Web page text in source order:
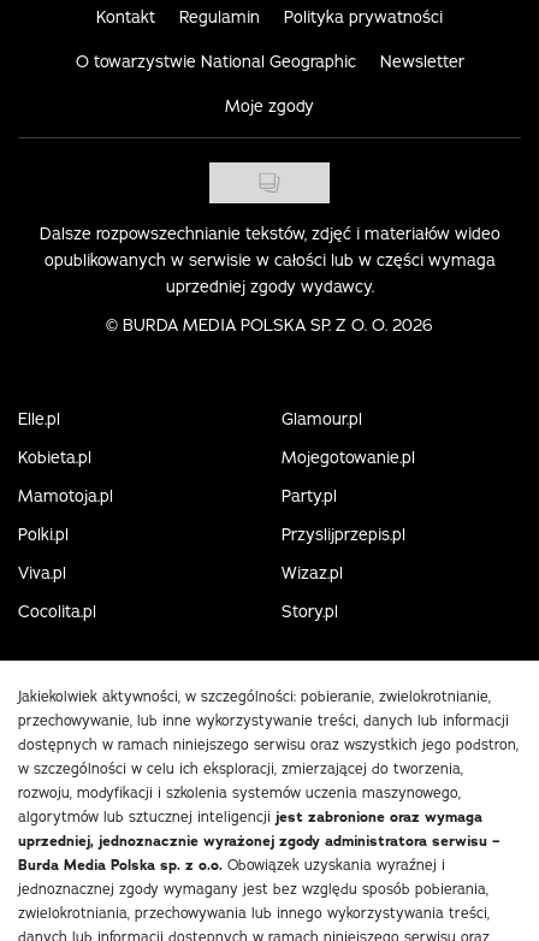
Kontakt Regulamin Polityka prywatności
O towarzystwie National Geographic Newsletter
Moje zgody
Dalsze rozpowszechnianie tekstów, zdjęć i materiałów wideo
opublikowanych w serwisie w całości lub w części wymaga
uprzedniej zgody wydawcy.
© BURDA MEDIA POLSKA SP. Z O. O. 2026
Elle.pl
Glamour.pl
Kobieta.pl
Mojegotowanie.pl
Mamotoja.pl
Party.pl
Polki.pl
Przyslijprzepis.pl
Viva.pl
Wizaz.pl
Cocolita.pl
Story.pl
Jakiekolwiek aktywności, w szczególności: pobieranie, zwielokrotnianie,
przechowywanie, lub inne wykorzystywanie treści, danych lub informacji
dostępnych w ramach niniejszego serwisu oraz wszystkich jego podstron,
w szczególności w celu ich eksploracji, zmierzającej do tworzenia,
rozwoju, modyfikacji i szkolenia systemów uczenia maszynowego,
algorytmów lub sztucznej inteligencji jest zabronione oraz wymaga
uprzedniej, jednoznacznie wyrażonej zgody administratora serwisu –
Burda Media Polska sp. z o.o. Obowiązek uzyskania wyraźnej i
jednoznacznej zgody wymagany jest bez względu sposób pobierania,
zwielokrotniania, przechowywania lub innego wykorzystywania treści,
danych lub informacji dostępnych w ramach niniejszego serwisu oraz